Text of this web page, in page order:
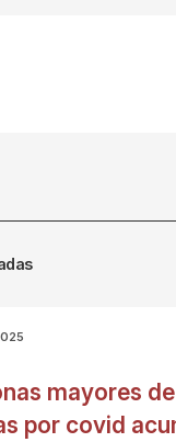
mayores
por covid